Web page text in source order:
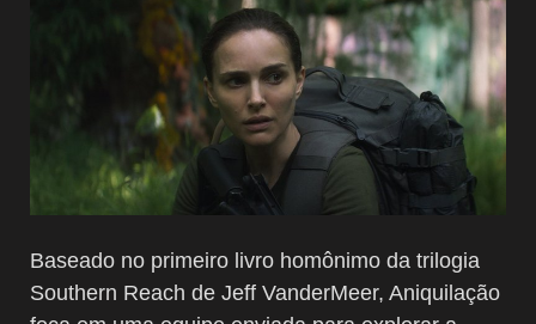
Baseado no primeiro livro homônimo da trilogia
Southern Reach de Jeff VanderMeer, Aniquilação